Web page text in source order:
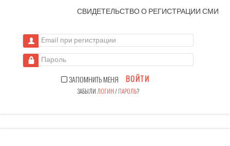
СВИДЕТЕЛЬСТВО О РЕГИСТРАЦИИСМИ
Email при регистрации
Пароль
ЗАПОМНИТЬ МЕНЯ ВОЙТИ
ЗАБЫЛИ ЛОГИН/ПАРОЛЬ?